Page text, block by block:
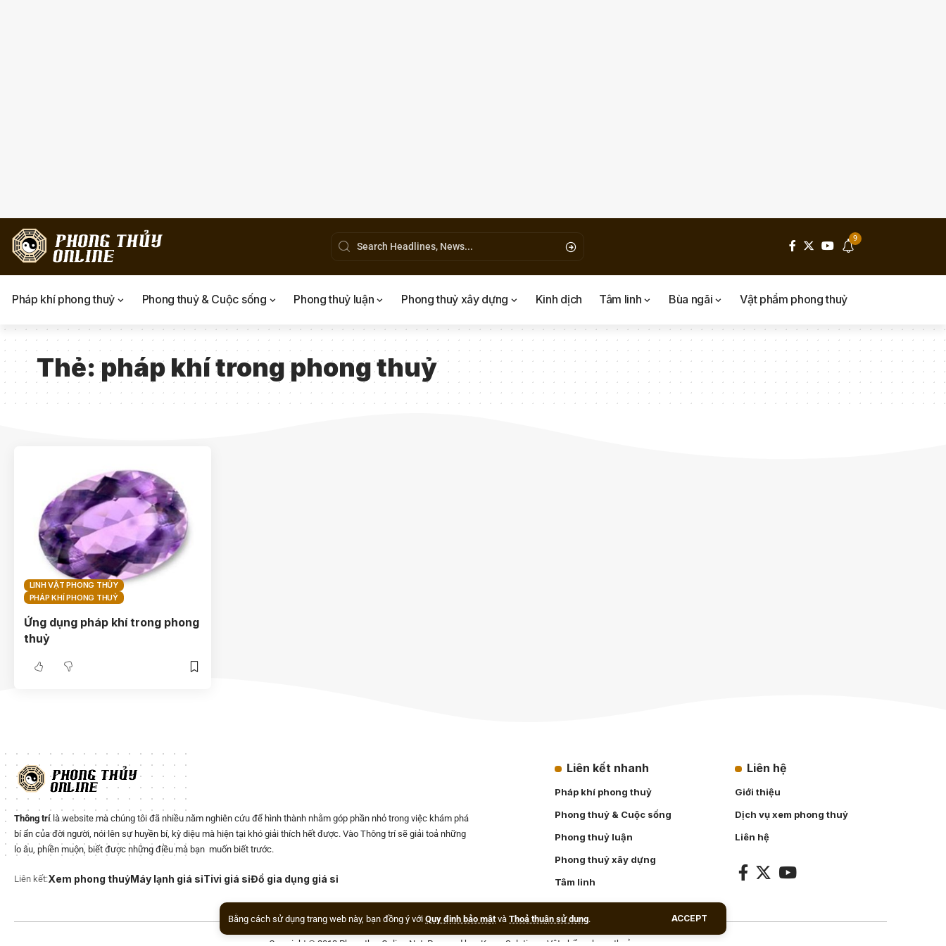
Bằng cách sử dụng trang web này, bạn đồng ý với Quy định bảo mật và Thoả thuận sử dụng. ACCEPT
9
Pháp khí phong thuỷ Phong thuỷ & Cuộc sống Phong thuỷ luận Phong thuỷ xây dựng Kinh dịch Tâm linh Bùa ngãi Vật phẩm phong thuỷ
Thẻ:pháp khí trong phong thuỷ
LINH VẬT PHONG THỦY
PHÁP KHÍ PHONG THUỶ
Ứng dụng pháp khí trong phong
thuỷ
Thông trí là website mà chúng tôi đã nhiều năm nghiên cứu để hình thành nhằm góp phần nhỏ trong việc khám phá
bí ẩn của đời người, nói lên sự huyền bí, kỳ diệu mà hiện tại khó giải thích hết được. Vào Thông trí sẽ giải toả những
lo âu, phiền muộn, biết được những điều mà bạn muốn biết trước.
Liên kết:Xem phong thuỷMáy lạnh giá sỉTivi giá sỉĐồ gia dụng giá sỉ
Liên kết nhanh
Pháp khí phong thuỷ
Phong thuỷ & Cuộc sống
Phong thuỷ luận
Phong thuỷ xây dựng
Tâm linh
Liên hệ
Giới thiệu
Dịch vụ xem phong thuỷ
Liên hệ
Copyright © 2012 PhongthuyOnline.Net . Powered by eKnow Solutions Vật phẩm phong thuỷ